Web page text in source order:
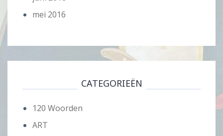
mei 2016
CATEGORIEËN
120 Woorden
ART